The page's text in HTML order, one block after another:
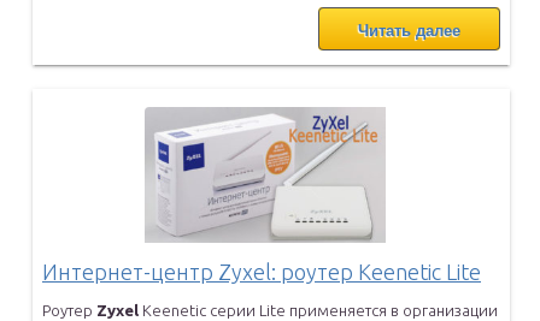
Читать далее
Интернет-центр Zyxel: роутер Keenetic Lite
Роутер Zyxel Keenetic серии Lite применяется в организации